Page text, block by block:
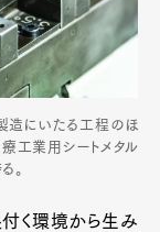
造にいたる工程のほ
工業用シートメタル
。
付く環境から生み